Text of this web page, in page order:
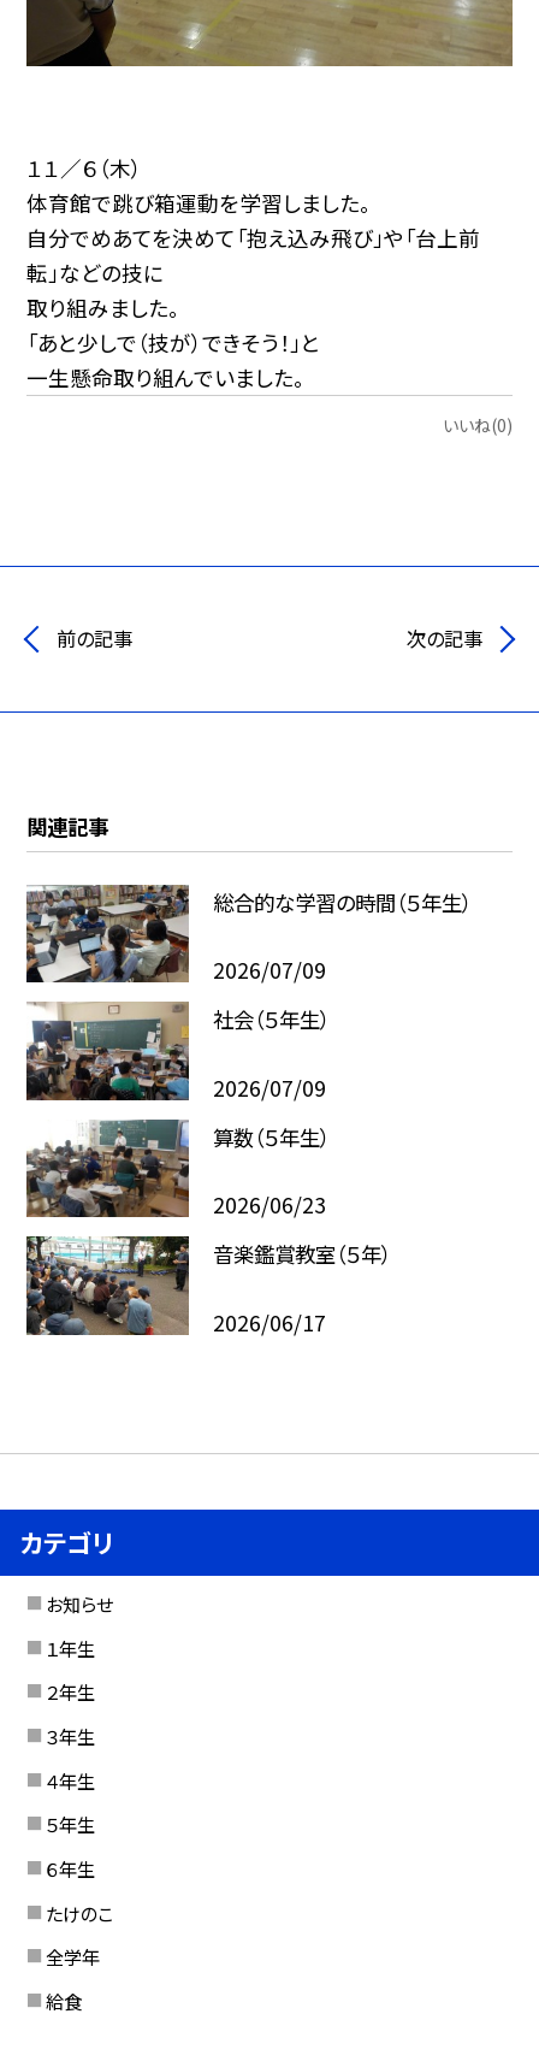
１１／６（木）
体育館で跳び箱運動を学習しました。
自分でめあてを決めて「抱え込み飛び」や「台上前
転」などの技に
取り組みました。
「あと少しで（技が）できそう！」と
一生懸命取り組んでいました。
いいね(0)
前の記事 次の記事
関連記事
総合的な学習の時間（５年生）
2026/07/09
社会（５年生）
2026/07/09
算数（５年生）
2026/06/23
音楽鑑賞教室（５年）
2026/06/17
カテゴリ
お知らせ
１年生
２年生
３年生
４年生
５年生
６年生
たけのこ
全学年
給食